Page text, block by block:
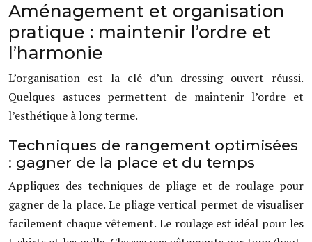
Aménagement et organisation
pratique : maintenir l’ordre et
l’harmonie
L’organisation est la clé d’un dressing ouvert réussi.
Quelques astuces permettent de maintenir l’ordre et
l’esthétique à long terme.
Techniques de rangement optimisées
: gagner de la place et du temps
Appliquez des techniques de pliage et de roulage pour
gagner de la place. Le pliage vertical permet de visualiser
facilement chaque vêtement. Le roulage est idéal pour les